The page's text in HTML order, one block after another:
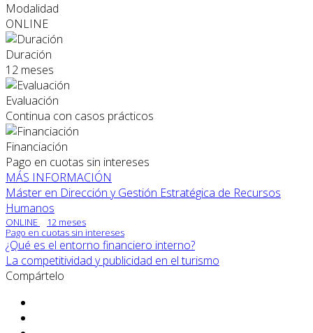
Modalidad
ONLINE
Duración
12 meses
Evaluación
Continua con casos prácticos
Financiación
Pago en cuotas sin intereses
MÁS INFORMACIÓN
Máster en Dirección y Gestión Estratégica de Recursos
Humanos
ONLINE
12 meses
Pago en cuotas sin intereses
¿Qué es el entorno financiero interno?
La competitividad y publicidad en el turismo
Compártelo